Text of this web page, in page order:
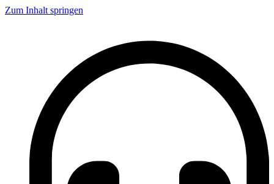
Zum Inhalt springen